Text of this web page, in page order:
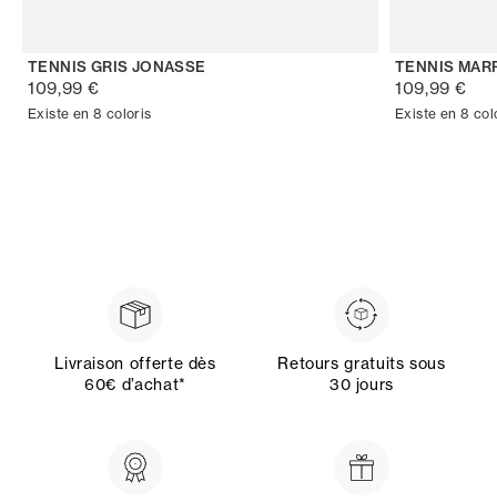
TENNIS GRIS JONASSE
109,99 €
Existe en 8 coloris
TENNIS
109,99 €
Existe en 8
Livraison offerte dès
60€ d’achat*
Retours gratuits sous
30 jours